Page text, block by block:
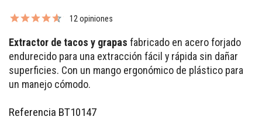
12 opiniones
Extractor de tacos y grapas fabricado en acero forjado
endurecido para una extracción fácil y rápida sin dañar
superficies. Con un mango ergonómico de plástico para
un manejo cómodo.
Referencia BT10147